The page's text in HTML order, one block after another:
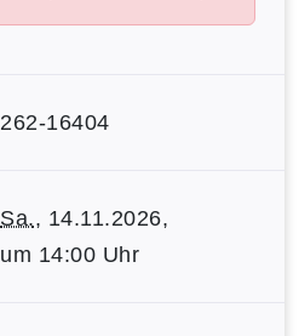
262-16404
Sa., 14.11.2026,
um 14:00 Uhr